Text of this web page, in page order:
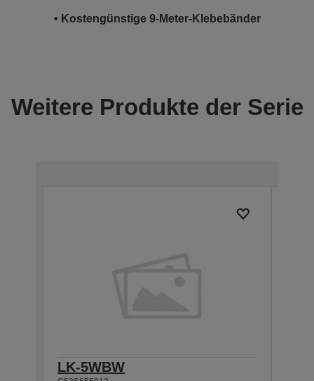
• Kostengünstige 9-Meter-Klebebänder
Weitere Produkte der Serie
LK-5WBW